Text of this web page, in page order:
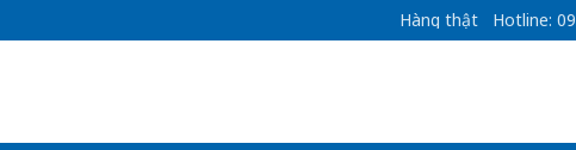
Hàng thật Hotline: